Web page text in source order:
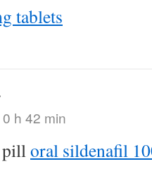
tablets
h 42 min
pilloral sildenafil